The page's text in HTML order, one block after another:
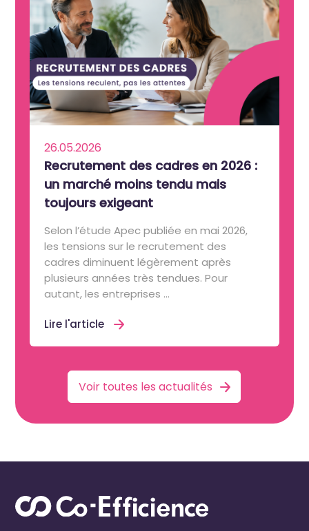
26.05.2026
Recrutement des cadres en 2026 :
un marché moins tendu mais
toujours exigeant
Selon l’étude Apec publiée en mai 2026,
les tensions sur le recrutement des
cadres diminuent légèrement après
plusieurs années très tendues. Pour
autant, les entreprises ...
Lire l'article
Voir toutes les actualités